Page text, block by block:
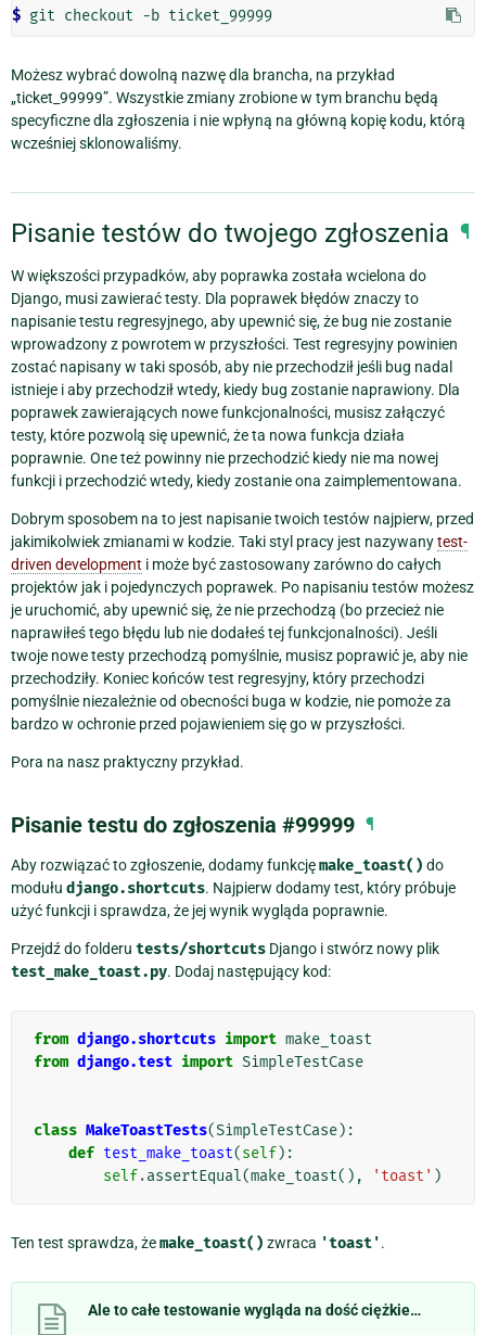
$
Możesz wybrać dowolną nazwę dla brancha, na przykład
„ticket_99999”. Wszystkie zmiany zrobione w tym branchu będą
specyficzne dla zgłoszenia i nie wpłyną na główną kopię kodu, którą
wcześniej sklonowaliśmy.
Pisanie testów do twojego zgłoszenia ¶
W większości przypadków, aby poprawka została wcielona do
Django, musi zawierać testy. Dla poprawek błędów znaczy to
napisanie testu regresyjnego, aby upewnić się, że bug nie zostanie
wprowadzony z powrotem w przyszłości. Test regresyjny powinien
zostać napisany w taki sposób, aby nie przechodził jeśli bug nadal
istnieje i aby przechodził wtedy, kiedy bug zostanie naprawiony. Dla
poprawek zawierających nowe funkcjonalności, musisz załączyć
testy, które pozwolą się upewnić, że ta nowa funkcja działa
poprawnie. One też powinny nie przechodzić kiedy nie ma nowej
funkcji i przechodzić wtedy, kiedy zostanie ona zaimplementowana.
Dobrym sposobem na to jest napisanie twoich testów najpierw, przed
jakimikolwiek zmianami w kodzie. Taki styl pracy jest nazywanytest-
driven development i może być zastosowany zarówno do całych
projektów jak i pojedynczych poprawek. Po napisaniu testów możesz
je uruchomić, aby upewnić się, że nie przechodzą (bo przecież nie
naprawiłeś tego błędu lub nie dodałeś tej funkcjonalności). Jeśli
twoje nowe testy przechodzą pomyślnie, musisz poprawić je, aby nie
przechodziły. Koniec końców test regresyjny, który przechodzi
pomyślnie niezależnie od obecności buga w kodzie, nie pomoże za
bardzo w ochronie przed pojawieniem się go w przyszłości.
Pora na nasz praktyczny przykład.
Pisanie testu do zgłoszenia #99999 ¶
Aby rozwiązać to zgłoszenie, dodamy funkcjęmake_toast() do
modułu django.shortcuts. Najpierw dodamy test, który próbuje
użyć funkcji i sprawdza, że jej wynik wygląda poprawnie.
Przejdź do folderu tests/shortcuts Django i stwórz nowy plik
test_make_toast.py. Dodaj następujący kod:
from django.shortcuts import make_toast
from django.test import SimpleTestCase
class MakeToastTests(SimpleTestCase):
def test_make_toast(self):
self.assertEqual(make_toast(), 'toast' )
Ten test sprawdza, żemake_toast() zwraca 'toast'.
Ale to całe testowanie wygląda na dość ciężkie…